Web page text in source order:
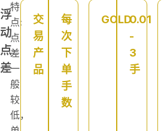
浮
动
点
差
特
点:
点
差
一
般
较
低，
交
易
产
品
每
次
下
单
手
数
GOLD0.01
-
3
手